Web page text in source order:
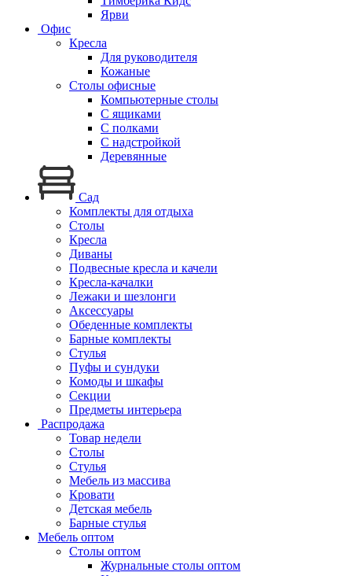
Ярви
Офис
Кресла
Для руководителя
Кожаные
Столы офисные
Компьютерные столы
С ящиками
С полками
С надстройкой
Деревянные
Сад
Комплекты для отдыха
Столы
Кресла
Диваны
Подвесные кресла и качели
Кресла-качалки
Лежаки и шезлонги
Аксессуары
Обеденные комплекты
Барные комплекты
Стулья
Пуфы и сундуки
Комоды и шкафы
Секции
Предметы интерьера
Распродажа
Товар недели
Столы
Стулья
Мебель из массива
Кровати
Детская мебель
Барные стулья
Мебель оптом
Столы оптом
Журнальные столы оптом